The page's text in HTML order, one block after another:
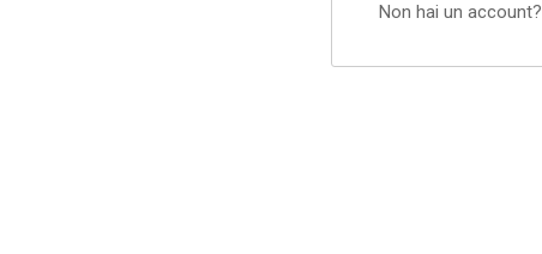
Non hai un account?